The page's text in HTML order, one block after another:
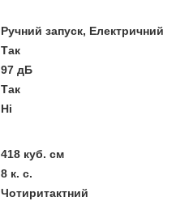
Ручний запуск, Електричний
Так
97 дБ
Так
Ні
418 куб. см
8 к. с.
Чотиритактний